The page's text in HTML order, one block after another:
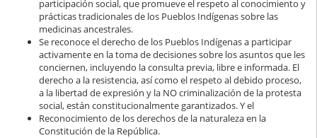
participación social, que promueve el respeto al conocimiento y
prácticas tradicionales de los Pueblos Indígenas sobre las
medicinas ancestrales.
Se reconoce el derecho de los Pueblos Indígenas a participar
activamente en la toma de decisiones sobre los asuntos que les
conciernen, incluyendo la consulta previa, libre e informada. El
derecho a la resistencia, así como el respeto al debido proceso,
a la libertad de expresión y la NO criminalización de la protesta
social, están constitucionalmente garantizados. Y el
Reconocimiento de los derechos de la naturaleza en la
Constitución de la República.